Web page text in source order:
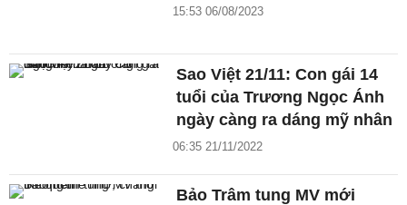
15:53 06/08/2023
Sao Việt 21/11: Con gái 14
tuổi của Trương Ngọc Ánh
ngày càng ra dáng mỹ nhân
06:35 21/11/2022
Bảo Trâm tung MV mới